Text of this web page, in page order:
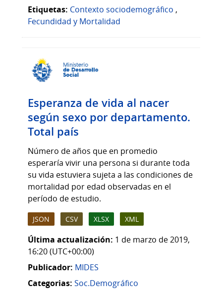
Etiquetas: Contexto sociodemográfico ,
Fecundidad y Mortalidad
Esperanza de vida al nacer
según sexo por departamento.
Total país
Número de años que en promedio
esperaría vivir una persona si durante toda
su vida estuviera sujeta a las condiciones de
mortalidad por edad observadas en el
período de estudio.
JSON CSV XLSX XML
Última actualización: 1 de marzo de 2019,
16:20 (UTC+00:00)
Publicador: MIDES
Categorias: Soc.Demográfico